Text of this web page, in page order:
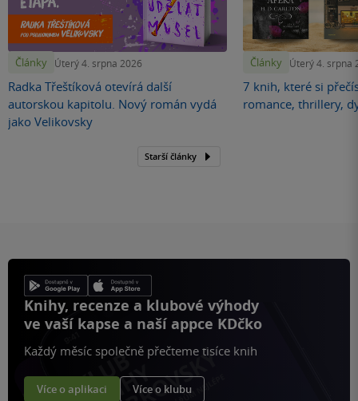
Články Úterý 4. srpna 2026
Radka Třeštíková otevírá další
autorskou kapitolu. Nový román vydá
jako Velikovsky
Články Úterý 4. srpna
7 knih, které si
romance, thrillery,
Starší články
Knihy, recenze a klubové výhody
ve vaší kapse a naší appce KDčko
Každý měsíc společně přečteme tisíce knih
Více o aplikaci Více o klubu